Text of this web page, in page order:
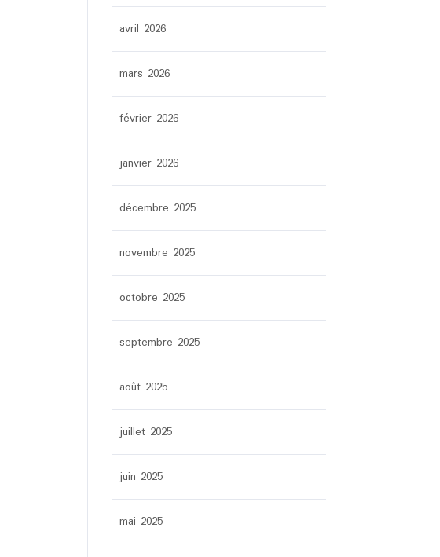
avril 2026
mars 2026
février 2026
janvier 2026
décembre 2025
novembre 2025
octobre 2025
septembre 2025
août 2025
juillet 2025
juin 2025
mai 2025